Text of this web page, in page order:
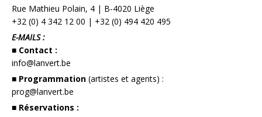
Rue Mathieu Polain, 4 | B-4020 Liège
+32 (0) 4 342 12 00 | +32 (0) 494 420 495
E-MAILS :
■ Contact :
info@lanvert.be
■ Programmation (artistes et agents) :
prog@lanvert.be
■ Réservations :